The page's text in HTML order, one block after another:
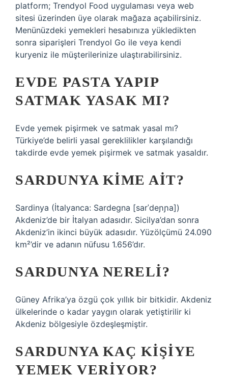
platform; Trendyol Food uygulaması veya web
sitesi üzerinden üye olarak mağaza açabilirsiniz.
Menünüzdeki yemekleri hesabınıza yükledikten
sonra siparişleri Trendyol Go ile veya kendi
kuryeniz ile müşterilerinize ulaştırabilirsiniz.
EVDE PASTA YAPIP
SATMAK YASAK MI?
Evde yemek pişirmek ve satmak yasal mı?
Türkiye’de belirli yasal gereklilikler karşılandığı
takdirde evde yemek pişirmek ve satmak yasaldır.
SARDUNYA KIME AIT?
Sardinya (İtalyanca: Sardegna [sarˈdeɲɲa])
Akdeniz’de bir İtalyan adasıdır. Sicilya’dan sonra
Akdeniz’in ikinci büyük adasıdır. Yüzölçümü 24.090
km²’dir ve adanın nüfusu 1.656’dır.
SARDUNYA NERELI?
Güney Afrika’ya özgü çok yıllık bir bitkidir. Akdeniz
ülkelerinde o kadar yaygın olarak yetiştirilir ki
Akdeniz bölgesiyle özdeşleşmiştir.
SARDUNYA KAÇ KIŞIYE
YEMEK VERIYOR?